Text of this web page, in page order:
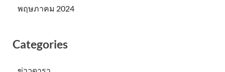
พฤษภาคม 2024
Categories